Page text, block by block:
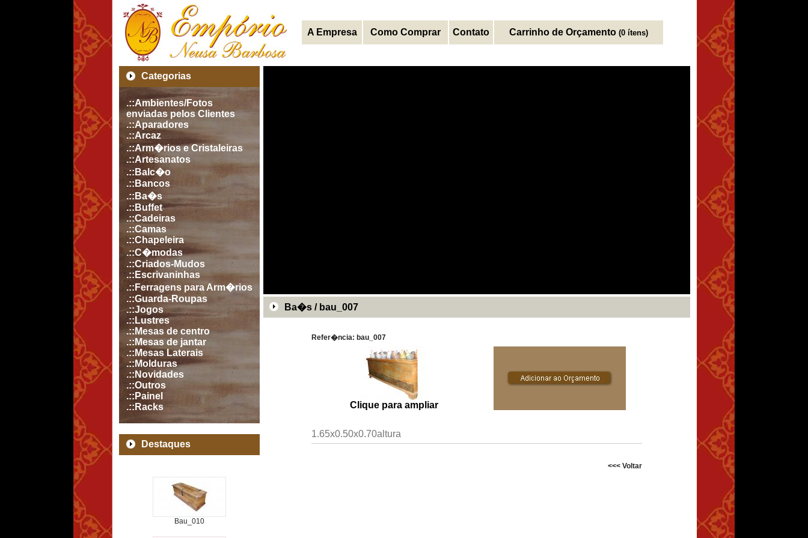
A Empresa Como Comprar Contato Carrinho de Orçamento (0 ítens)
Categorias
.::Ambientes/Fotos
enviadas pelos Clientes
.::Aparadores
.::Arcaz
.::Arm�rios e Cristaleiras
.::Artesanatos
.::Balc�o
.::Bancos
.::Ba�s
.::Buffet
.::Cadeiras
.::Camas
.::Chapeleira
.::C�modas
.::Criados-Mudos
.::Escrivaninhas
.::Ferragens para Arm�rios
.::Guarda-Roupas
.::Jogos
.::Lustres
.::Mesas de centro
.::Mesas de jantar
.::Mesas Laterais
.::Molduras
.::Novidades
.::Outros
.::Painel
.::Racks
Destaques
Bau_010
Ba�s / bau_007
Refer�ncia: bau_007
Clique para ampliar
1.65x0.50x0.70altura
<<< Voltar